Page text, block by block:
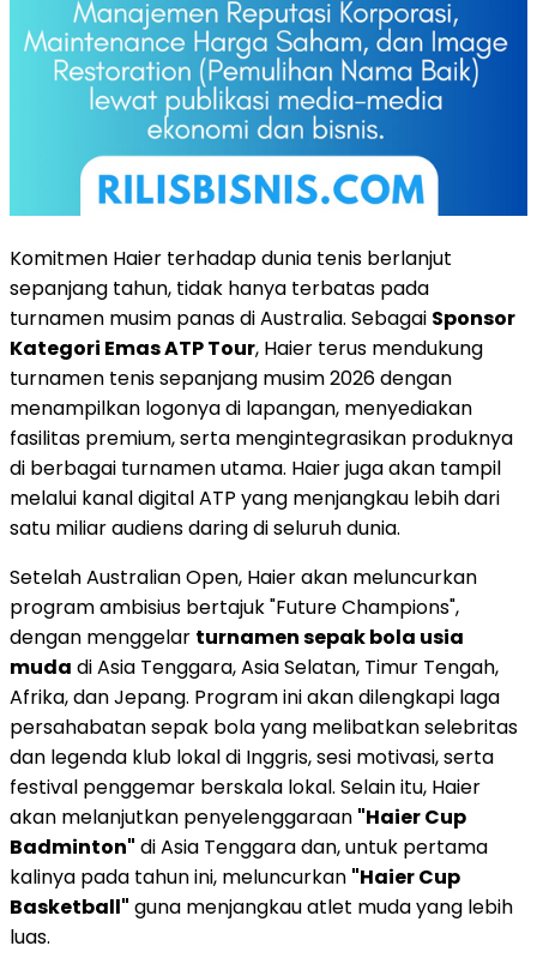
Komitmen Haier terhadap dunia tenis berlanjut
sepanjang tahun, tidak hanya terbatas pada
turnamen musim panas di Australia. Sebagai Sponsor
Kategori Emas ATP Tour, Haier terus mendukung
turnamen tenis sepanjang musim 2026 dengan
menampilkan logonya di lapangan, menyediakan
fasilitas premium, serta mengintegrasikan produknya
di berbagai turnamen utama. Haier juga akan tampil
melalui kanal digital ATP yang menjangkau lebih dari
satu miliar audiens daring di seluruh dunia.
Setelah Australian Open, Haier akan meluncurkan
program ambisius bertajuk "Future Champions",
dengan menggelar turnamen sepak bola usia
muda di Asia Tenggara, Asia Selatan, Timur Tengah,
Afrika, dan Jepang. Program ini akan dilengkapi laga
persahabatan sepak bola yang melibatkan selebritas
dan legenda klub lokal di Inggris, sesi motivasi, serta
festival penggemar berskala lokal. Selain itu, Haier
akan melanjutkan penyelenggaraan "Haier Cup
Badminton" di Asia Tenggara dan, untuk pertama
kalinya pada tahun ini, meluncurkan "Haier Cup
Basketball" guna menjangkau atlet muda yang lebih
luas.